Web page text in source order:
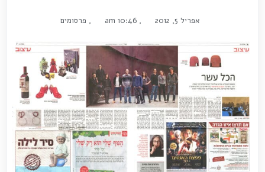
אפריל 5, 2012 ,
10:46 am
, פרסומים